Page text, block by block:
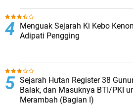
Seksual Anak Di Bawah Umur
Menguak Sejarah Ki Kebo
Adipati Pengging
Sejarah Hutan Register 38
Balak, dan Masuknya BTI/PKI
Merambah (Bagian I)